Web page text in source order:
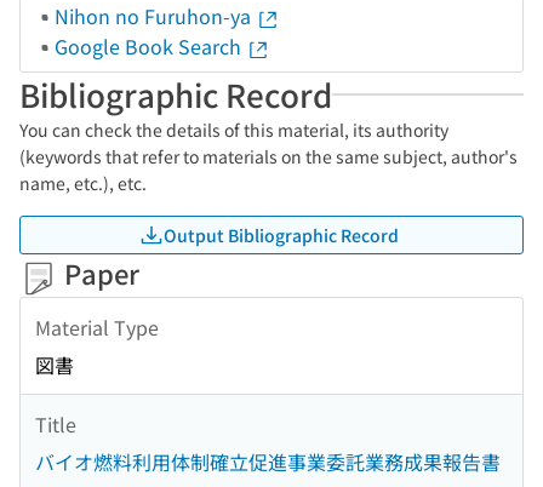
Nihon no Furuhon-ya
Google Book Search
Bibliographic Record
You can check the details of this material, its authority
(keywords that refer to materials on the same subject, author's
name, etc.), etc.
Output Bibliographic Record
Paper
Material Type
図書
Title
バイオ燃料利用体制確立促進事業委託業務成果報告書